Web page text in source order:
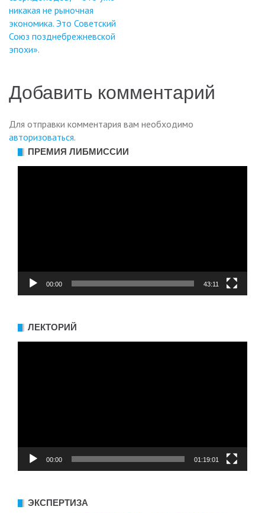
никакая не рыночная
экономика. Это Советский
Союз позднебрежневской
эпохи».
Добавить комментарий
Для отправки комментария вам необходимо
авторизоваться.
ПРЕМИЯ ЛИБМИССИИ
00:00 43:11
ЛЕКТОРИЙ
00:00 01:19:01
ЭКСПЕРТИЗА